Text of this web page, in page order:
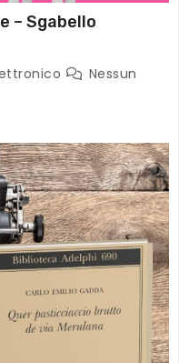
– Sgabello
Nessun